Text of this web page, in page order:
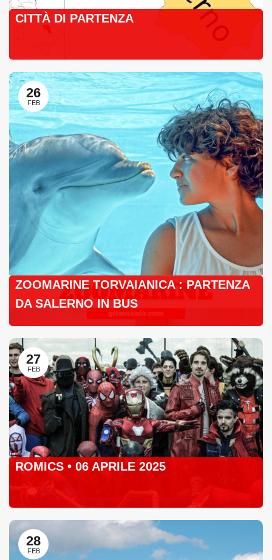
CITTÀ DI PARTENZA
26
FEB
ZOOMARINE TORVAIANICA : PARTENZA
DA SALERNO IN BUS
27
FEB
ROMICS • 06 APRILE 2025
28
FEB